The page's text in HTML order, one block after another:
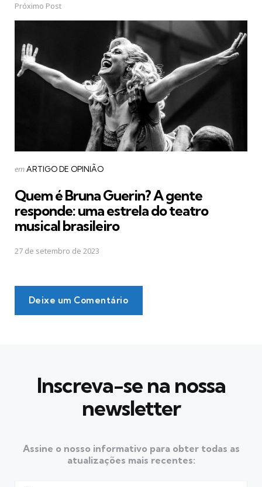
Próximo Post
Postado
emARTIGO DE OPINIÃO
Quem é Bruna Guerin? A gente
responde: uma estrela do teatro
musical brasileiro
27 de setembro de 2023
Deixe um Comentário
Inscreva-se na nossa
newsletter
Assine o nosso informativo para obter todas as
atualizações mais recentes: